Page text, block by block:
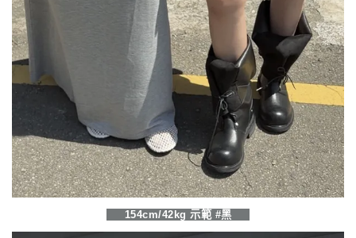
154cm/42kg 示範 #黑